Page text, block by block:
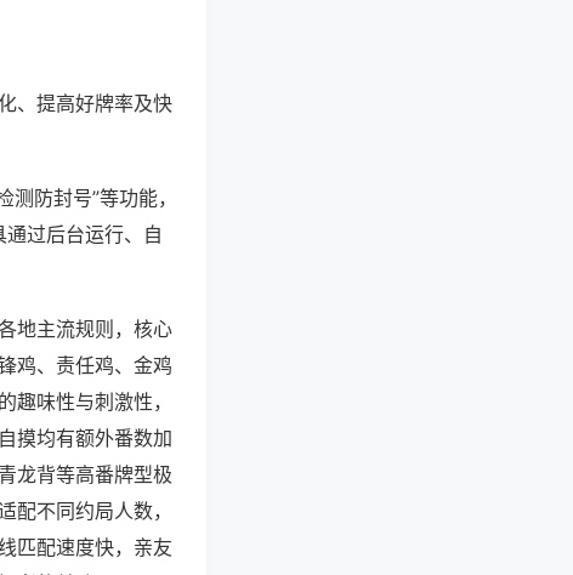
、提高好牌率及快
防封号”等功能，
通过后台运行、自
地主流规则，核心
鸡、责任鸡、金鸡
味性与刺激性，
摸均有额外番数加
龙背等高番牌型极
不同约局人数，
匹配速度快，亲友